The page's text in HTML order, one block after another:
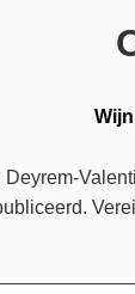
Wijn